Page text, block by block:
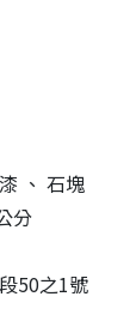
、 石塊
分
50之1號